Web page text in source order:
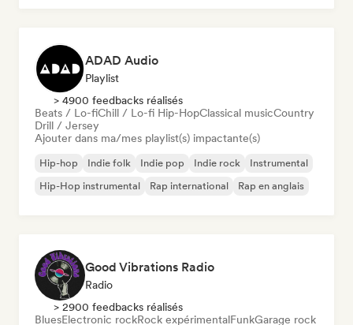
ADAD Audio
Playlist
> 4900 feedbacks réalisés
Beats / Lo-fiChill / Lo-fi Hip-HopClassical musicCountry
Drill / Jersey
Ajouter dans ma/mes playlist(s) impactante(s)
Hip-hop Indie folk Indie pop Indie rock
Instrumental
Hip-Hop instrumental
Rap international Rap en anglais
Good Vibrations Radio
Radio
> 2900 feedbacks réalisés
BluesElectronic rockRock expérimentalFunkGarage rock